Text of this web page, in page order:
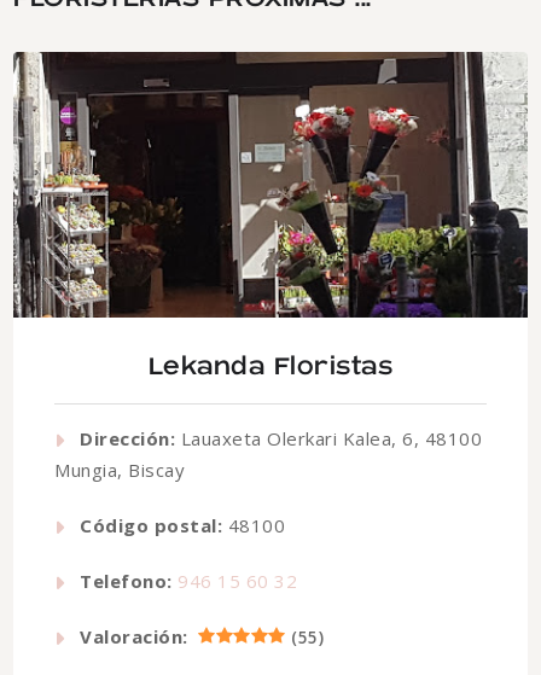
Lekanda Floristas
Dirección: Lauaxeta Olerkari Kalea, 6, 48100
Mungia, Biscay
Código postal: 48100
Telefono: 946 15 60 32
Valoración: (55)